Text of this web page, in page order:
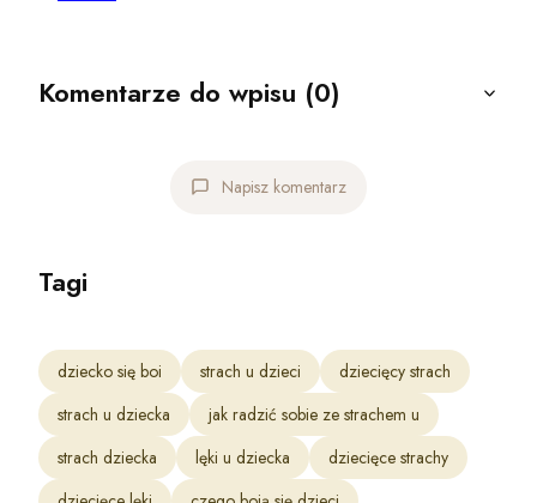
Komentarze do wpisu (0)
Napisz komentarz
Tagi
dziecko się boi strach u dzieci
dziecięcy strach
strach u dziecka
jak radzić sobie ze strachem u
strach dziecka
lęki u dziecka
dziecięce strachy